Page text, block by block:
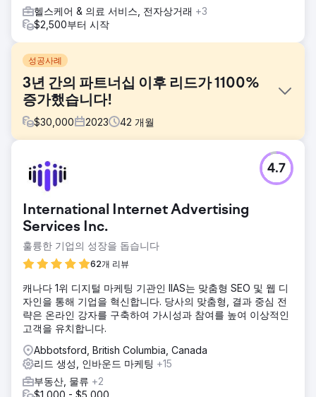
헬스케어 & 의료 서비스, 전자상거래 +3
$2,500부터 시작
성공사례
3년 간의 파트너십 이후 리드가 1100%
증가했습니다!
$30,000 2023 42 개월
Desmeules Chrysler는 2019년부터 LGO와 협력해 왔으며 수
년 동안 트래픽을 잃고 현지 경쟁을 주도해 왔으며 맞춤형 디
로그램을 구현해야 했습니다.
솔루션
우리는 각 마케팅 채널의 설정과 함께 새로운 자동차 웹 플랫
폼을 재설계하고 출시했습니다. 웹사이트, CRM, Google Ads,
노력과 미디어 소스에 투명성을 추가합니다.
결과
3년 후, 리드가 오후 450개에서 월 평균 2,500개로 늘어났다
는 사실을 자랑스럽게 언급할 수 있습니다. 웹 사이트 전환율
은 평균 0.7%에서 무려 4.5%로 증가했으며, 이는 월 평균 40
대의 차량이 판매되는 데 소요됩니다. 한 달에 180대의 자동차
가 판매됨
International Internet Advertising
Services Inc.
훌륭한 기업의 성장을 돕습니다
62개 리뷰
4.7
캐나다 1위 디지털 마케팅 기관인 IIAS는 맞춤형 SEO 및 웹 디
자인을 통해 기업을 혁신합니다. 당사의 맞춤형, 결과 중심 전
략은 온라인 강자를 구축하여 가시성과 참여를 높여 이상적인
고객을 유치합니다.
Abbotsford, British Columbia, Canada
리드 생성, 인바운드 마케팅 +15
부동산, 물류 +2
$1,000 - $5,000